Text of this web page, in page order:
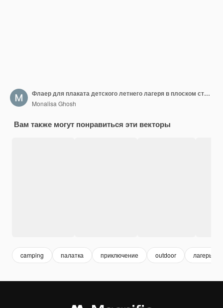
Флаер для плаката детского летнего лагеря в плоском стиле векторной иллюстрации
Monalisa Ghosh
Вам также могут понравиться эти векторы
camping палатка приключение outdoor лагерь